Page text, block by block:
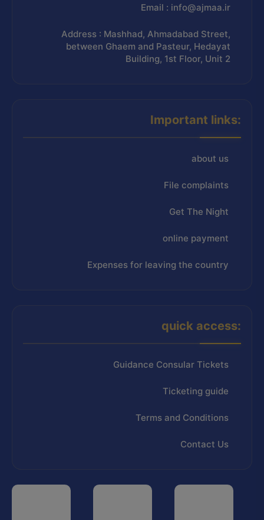
Email : info@ajmaa.ir
Address : Mashhad, Ahmadabad Street,
between Ghaem and Pasteur, Hedayat
Building, 1st Floor, Unit 2
Important links:
about us
File complaints
Get The Night
online payment
Expenses for leaving the country
quick access:
Guidance Consular Tickets
Ticketing guide
Terms and Conditions
Contact Us